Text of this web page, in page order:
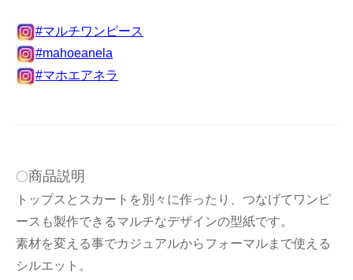
#マルチワンピース
#mahoeanela
#マホエアネラ
〇商品説明
トップスとスカートを別々に作ったり、つなげてワンピ
ースも製作できるマルチなデザインの型紙です。
素材を変える事でカジュアルからフォーマルまで使える
シルエット。